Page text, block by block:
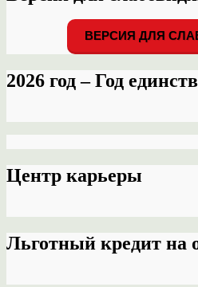
ВЕРСИЯ ДЛЯ
2026 год – Год
Центр карьеры
Льготный кредит на